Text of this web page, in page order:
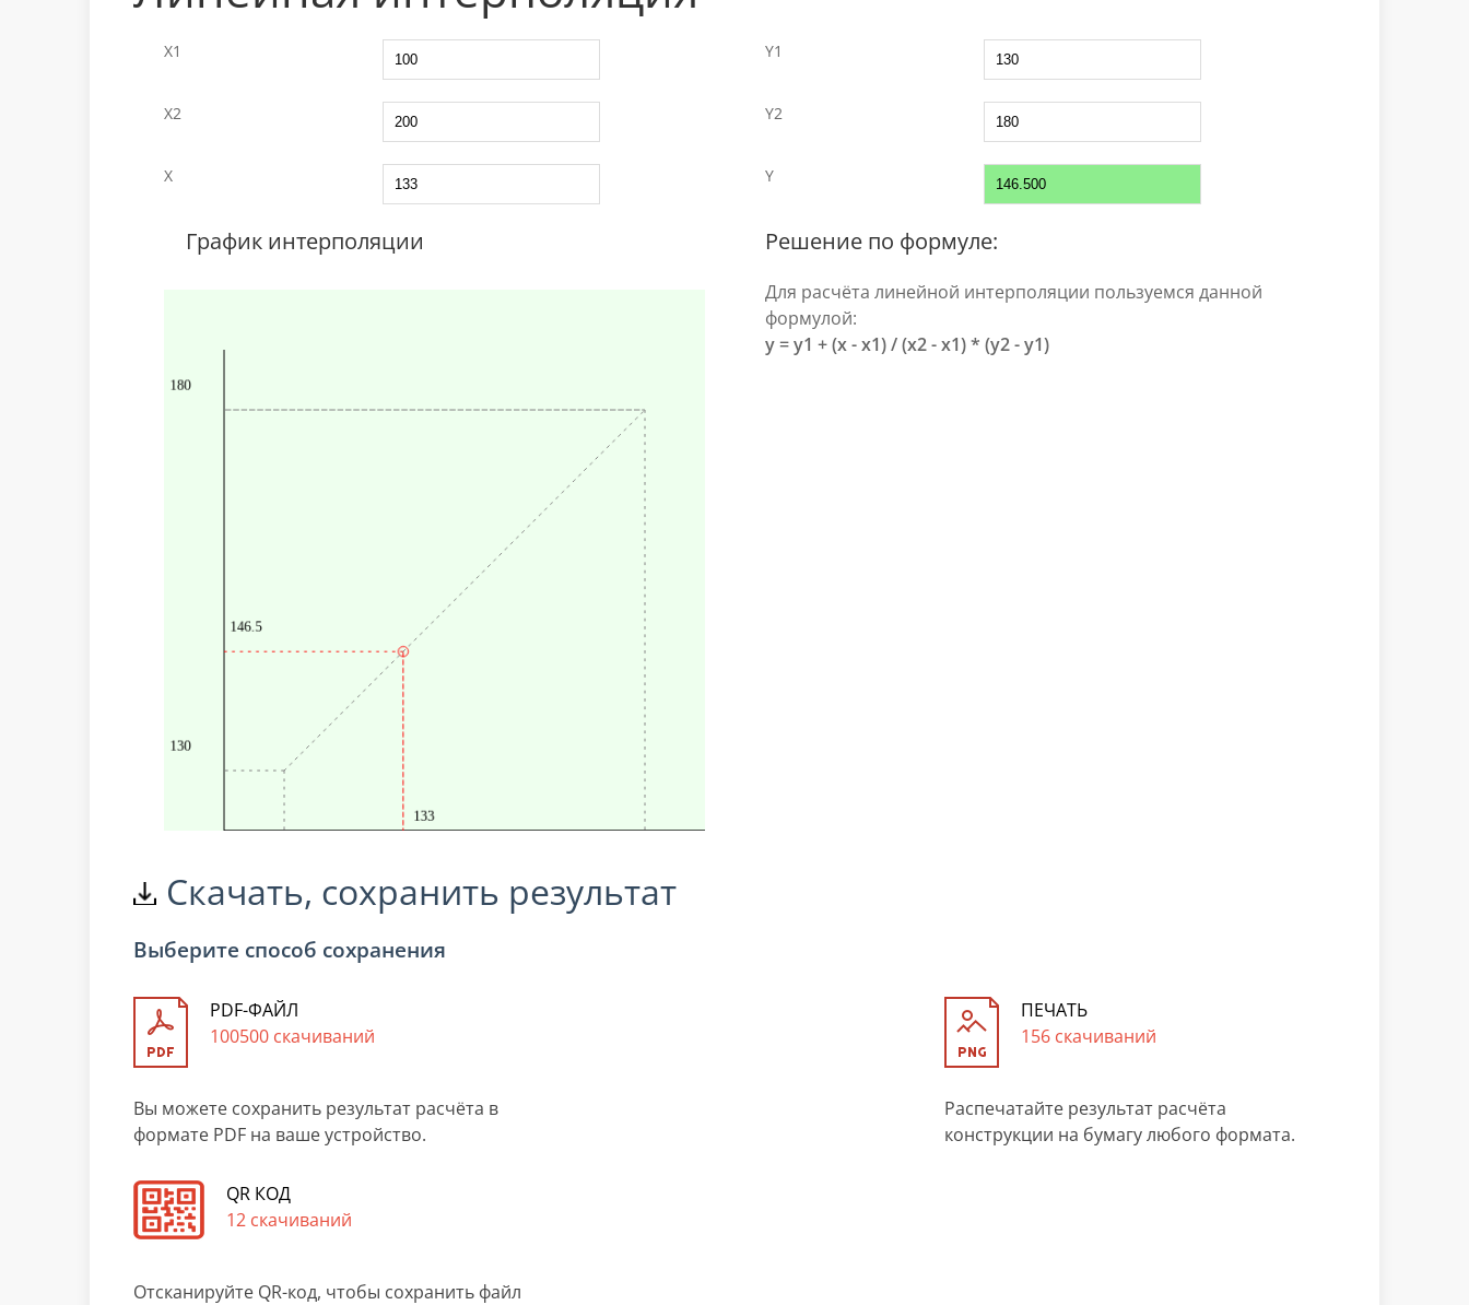
X1
X2
X
Y1
Y2
Y
График интерполяции Решение по формуле:
Для расчёта линейной интерполяции пользуемся данной
формулой:
y = y1 + (x - x1) / (x2 - x1) * (y2 - y1)
Скачать, сохранить результат
Выберите способ сохранения
PDF-ФАЙЛ
100500 скачиваний
Вы можете сохранить результат расчёта в
формате PDF на ваше устройство.
ПЕЧАТЬ
156 скачиваний
Распечатайте результат расчёта
конструкции на бумагу любого формата.
QR КОД
12 скачиваний
Отсканируйте QR-код, чтобы сохранить файл